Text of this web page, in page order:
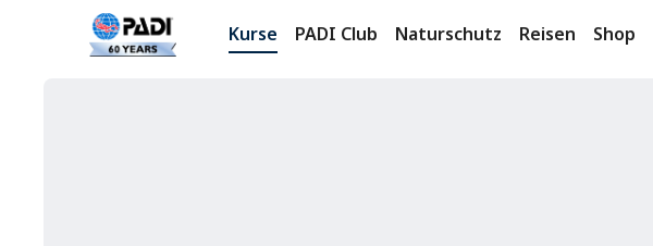
Kurse PADI Club Naturschutz Reisen Shop